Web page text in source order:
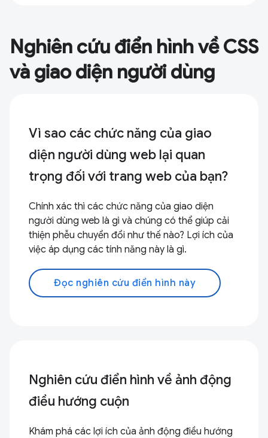
Nghiên cứu điển hình về CSS
và giao diện người dùng
Vì sao các chức năng của giao
diện người dùng web lại quan
trọng đối với trang web của bạn?
Chính xác thì các chức năng của giao diện
người dùng web là gì và chúng có thể giúp cải
thiện phễu chuyển đổi như thế nào? Lợi ích của
việc áp dụng các tính năng này là gì.
Đọc nghiên cứu điển hình này
Nghiên cứu điển hình về ảnh động
điều hướng cuộn
Khám phá các lợi ích của ảnh động điều hướng